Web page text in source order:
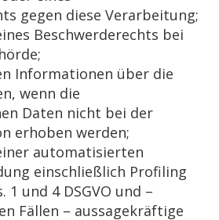
gegen diese Verarbeitung;
Beschwerderechts bei
Informationen über die
wenn die
Daten nicht bei der
erhoben werden;
automatisierten
einschließlich Profiling
1 und 4 DSGVO und –
Fällen – aussagekräftige